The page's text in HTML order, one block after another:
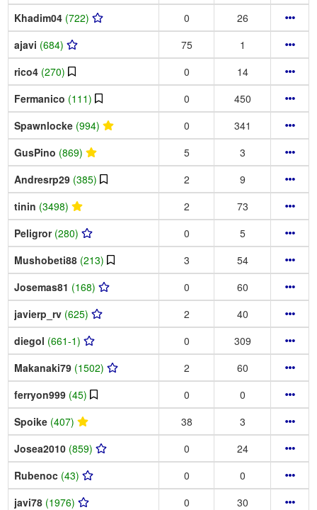
Khadim04 (722) 0
26
ajavi (684) 75
1
rico4 (270) 0
14
Fermanico (111) 0
450
Spawnlocke (994) 0
341
GusPino (869) 5
3
Andresrp29 (385) 2
9
tinin (3498) 2
73
Peligror (280) 0
5
Mushobeti88 (213) 3
54
Josemas81 (168) 0
60
javierp_rv (625) 2
40
diegol (661-1) 0
309
Makanaki79 (1502) 2
60
ferryon999 (45) 0
0
Spoike (407) 38
3
Josea2010 (859) 0
24
Rubenoc (43) 0
0
javi78 (1976) 0
30